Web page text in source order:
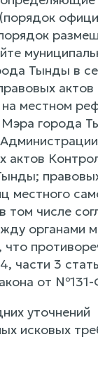
Тынды в
на местном
Мэра города
актов
местного
том числе
органами
что
части 3
от
уточнений
исковых